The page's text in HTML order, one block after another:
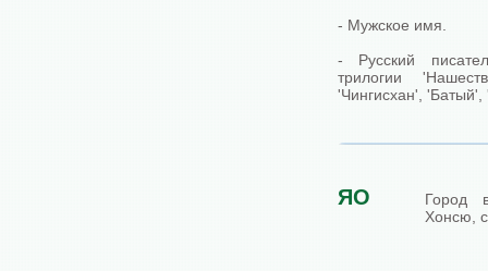
- Мужское имя.
- Русский
трилогии
'Чингисхан',
ЯО
Город
Хонсю,